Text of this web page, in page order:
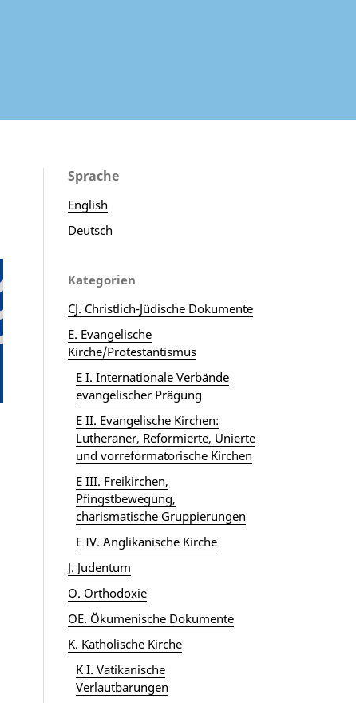
Sprache
English
Deutsch
Kategorien
CJ. Christlich-Jüdische Dokumente
E. Evangelische
Kirche/Protestantismus
E I. Internationale Verbände
evangelischer Prägung
E II. Evangelische Kirchen:
Lutheraner, Reformierte, Unierte
und vorreformatorische Kirchen
E III. Freikirchen,
Pfingstbewegung,
charismatische Gruppierungen
E IV. Anglikanische Kirche
J. Judentum
O. Orthodoxie
OE. Ökumenische Dokumente
K. Katholische Kirche
K I. Vatikanische
Verlautbarungen